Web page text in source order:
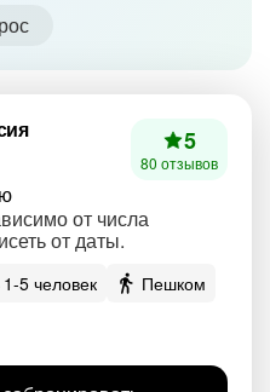
от числа
от даты.
5
80 отзывов
1-5 человек
Пешком